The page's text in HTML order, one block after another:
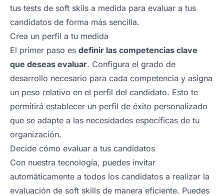
tus tests de soft skils a medida para evaluar a tus
candidatos de forma más sencilla.
Crea un perfil a tu medida
El primer paso es definir las competencias clave
que deseas evaluar. Configura el grado de
desarrollo necesario para cada competencia y asigna
un peso relativo en el perfil del candidato. Esto te
permitirá establecer un perfil de éxito personalizado
que se adapte a las necesidades específicas de tu
organización.
Decide cómo evaluar a tus candidatos
Con nuestra tecnología, puedes invitar
automáticamente a todos los candidatos a realizar la
evaluación de soft skills de manera eficiente. Puedes